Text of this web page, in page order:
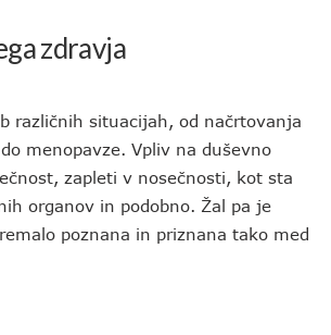
zdravja
različnih situacijah, od načrtovanja
menopavze. Vpliv na duševno
zapleti v nosečnosti, kot sta
organov in podobno. Žal pa je
poznana in priznana tako med